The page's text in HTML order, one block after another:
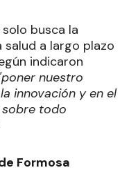
busca la
a largo plazo
indicaron
nuestro
innovación y en el
todo
Formosa